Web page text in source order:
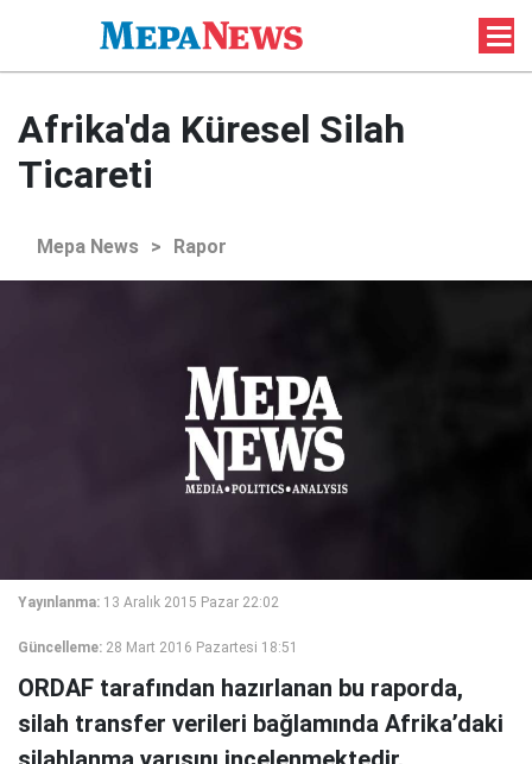
Afrika'da Küresel Silah
Ticareti
Mepa News > Rapor
Yayınlanma: 13 Aralık 2015 Pazar 22:02
Güncelleme: 28 Mart 2016 Pazartesi 18:51
ORDAF tarafından hazırlanan bu raporda,
silah transfer verileri bağlamında Afrika’daki